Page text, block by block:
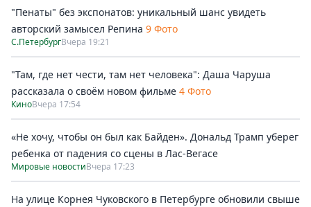
"Пенаты" без экспонатов: уникальный шанс увидеть
авторский замысел Репина 9 Фото
С.ПетербургВчера 19:21
"Там, где нет чести, там нет человека": Даша Чаруша
рассказала о своём новом фильме 4 Фото
КиноВчера 17:54
«Не хочу, чтобы он был как Байден». Дональд Трамп уберег
ребенка от падения со сцены в Лас-Вегасе
Мировые новостиВчера 17:23
На улице Корнея Чуковского в Петербурге обновили свыше